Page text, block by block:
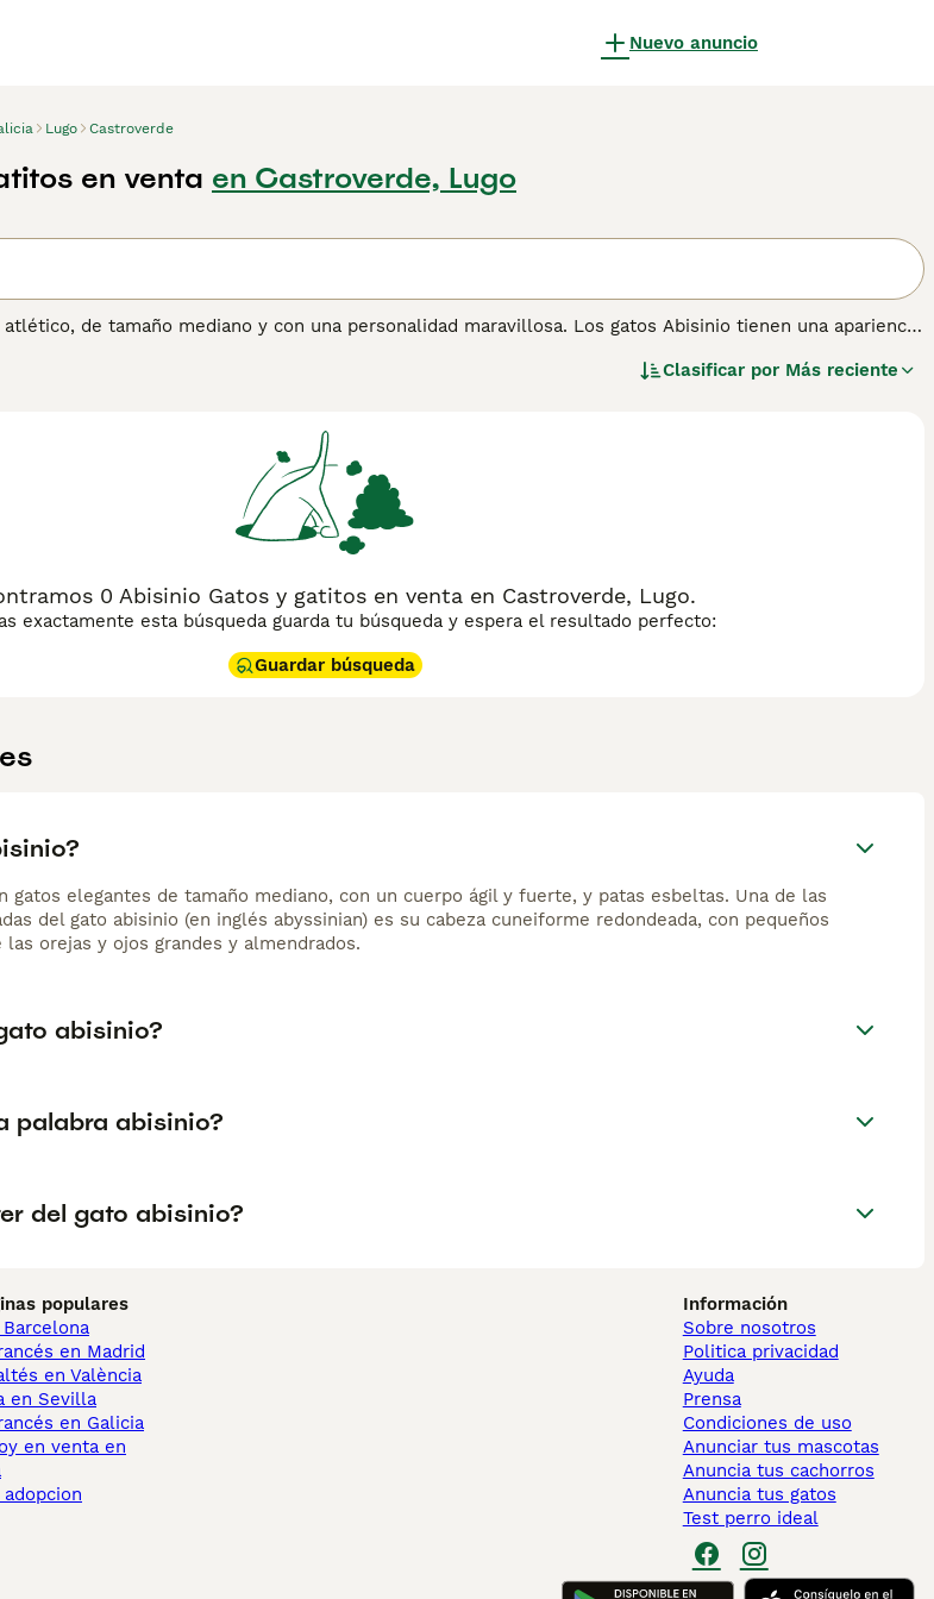
Nuevo anuncio
Lugo Castroverde
en venta en Castroverde, Lugo
de tamaño mediano y con una personalidad maravillosa. Los gatos Abisinio tienen una apariencia
en todo el mundo, no solo porque se ven hermosos, sino también porque son muy inteligentes
para obtener información sobre esta raza de gato.
Clasificar por Más reciente
0 Abisinio Gatos y gatitos en venta en Castroverde, Lugo.
exactamente esta búsqueda guarda tu búsqueda y espera el resultado perfecto:
Guardar búsqueda
gatos elegantes de tamaño mediano, con un cuerpo ágil y fuerte, y patas esbeltas. Una de las
del gato abisinio (en inglés abyssinian) es su cabeza cuneiforme redondeada, con pequeños
orejas y ojos grandes y almendrados.
abisinio?
palabra abisinio?
del gato abisinio?
populares
en Madrid
en València
en Sevilla
en Galicia
en venta en
Información
Sobre nosotros
Politica privacidad
Ayuda
Prensa
Condiciones de uso
Anunciar tus mascotas
Anuncia tus cachorros
Anuncia tus gatos
Test perro ideal